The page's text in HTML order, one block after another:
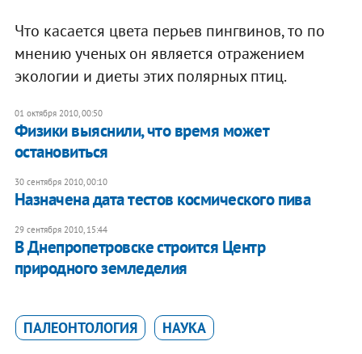
Что касается цвета перьев пингвинов, то по
мнению ученых он является отражением
экологии и диеты этих полярных птиц.
01 октября 2010, 00:50
Физики выяснили, что время может
остановиться
30 сентября 2010, 00:10
Назначена дата тестов космического пива
29 сентября 2010, 15:44
В Днепропетровске строится Центр
природного земледелия
ПАЛЕОНТОЛОГИЯ НАУКА